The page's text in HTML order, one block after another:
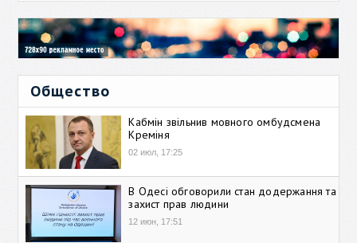
Общество
Кабмін звільнив мовного омбудсмена
Креміня
02 июл, 17:25
В Одесі обговорили стан додержання та
захист прав людини
12 июн, 17:51